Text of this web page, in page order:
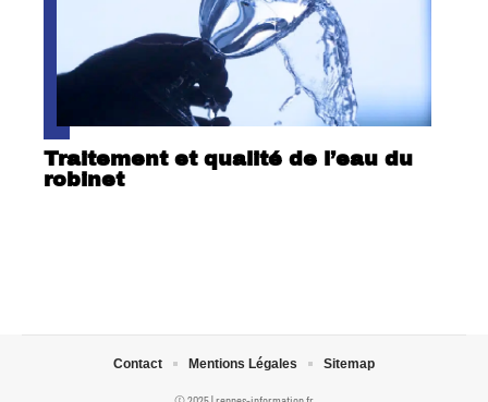
Traitement et qualité de l’eau du
robinet
Contact Mentions Légales Sitemap